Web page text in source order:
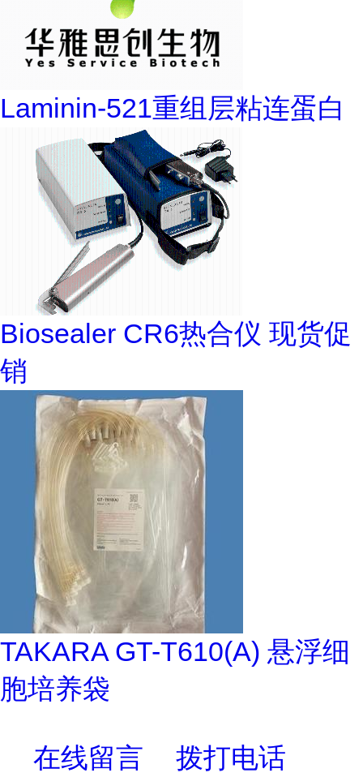
Laminin-521重组层粘连蛋白
Biosealer CR6热合仪 现货促
销
TAKARA GT-T610(A) 悬浮细
胞培养袋
在线留言 拨打电话